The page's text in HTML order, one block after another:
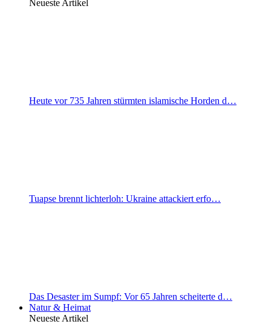
Neueste Artikel
Heute vor 735 Jahren stürmten islamische Horden d…
Tuapse brennt lichterloh: Ukraine attackiert erfo…
Das Desaster im Sumpf: Vor 65 Jahren scheiterte d…
Natur & Heimat
Neueste Artikel